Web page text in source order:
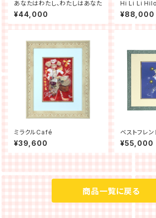
あなたはわたし、わたしはあなた
¥44,000
Hi Li Li Hilo
¥88,000
ミラクルCafé
¥39,600
ベストフレン
¥55,000
商品一覧に戻る